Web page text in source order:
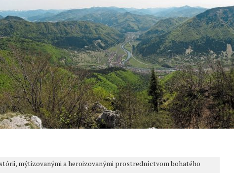
mýtizovanými a heroizovanými prostredníctvom bohatého